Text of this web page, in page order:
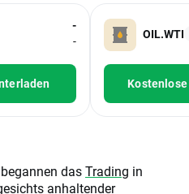
-
-
OIL.WTI
dasTrading in
anhaltender